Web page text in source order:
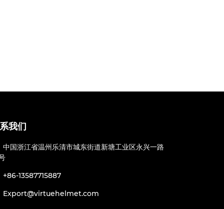
我们
中国浙江省温州乐清市城东街道新塘工业区永兴一路
+86-13587715887
Export@virtuehelmet.com